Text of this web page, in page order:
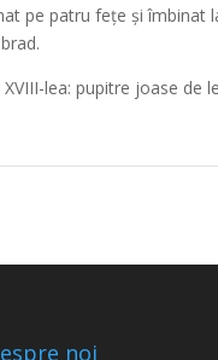
pe patru fețe și îmbinat
lea: pupitre joase de
noi